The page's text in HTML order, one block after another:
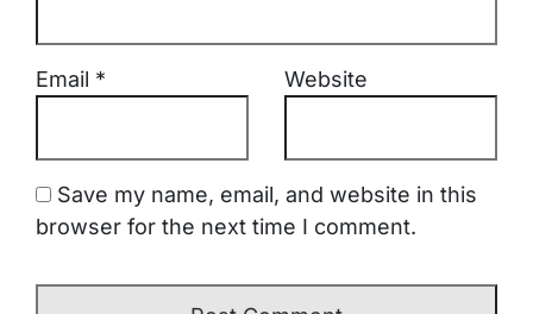
Email * Website
Save my name, email, and website in this
browser for the next time I comment.